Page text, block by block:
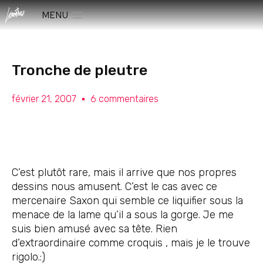
MENU
Tronche de pleutre
février 21, 2007 6 commentaires
C’est plutôt rare, mais il arrive que nos propres
dessins nous amusent. C’est le cas avec ce
mercenaire Saxon qui semble ce liquifier sous la
menace de la lame qu’il a sous la gorge. Je me
suis bien amusé avec sa tête. Rien
d’extraordinaire comme croquis , mais je le trouve
rigolo.:)